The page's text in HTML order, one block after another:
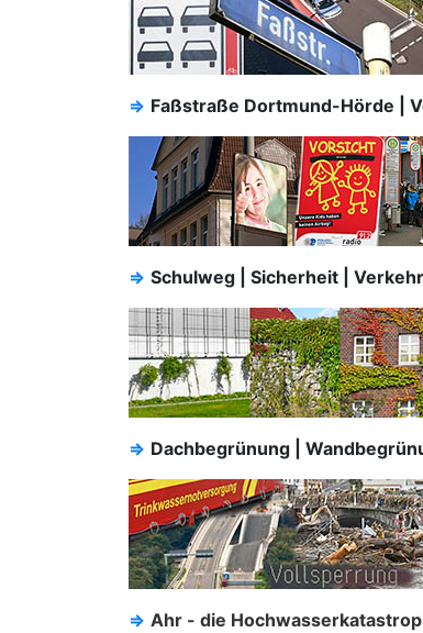
⇒ Faßstraße Dortmund-Hörde |
⇒ Schulweg | Sicherheit | Verkehr
⇒ Dachbegrünung |
⇒ Ahr - die